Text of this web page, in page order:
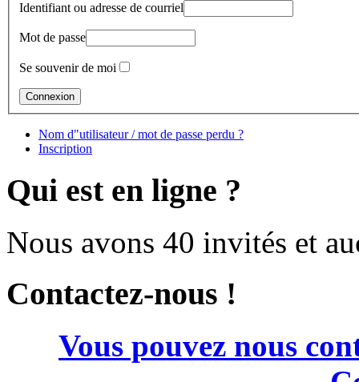
Identifiant ou adresse de courriel
Mot de passe
Se souvenir de moi
Nom d"utilisateur / mot de passe perdu ?
Inscription
Qui est en ligne ?
Nous avons 40 invités et
Contactez-nous !
Vous pouvez nous